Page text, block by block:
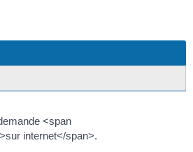
<span
internet</span>.